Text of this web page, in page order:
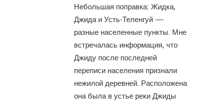
Небольшая поправка: Жидка,
Джида и Усть-Теленгуй —
разные населенные пункты. Мне
встречалась информация, что
Джиду после последней
переписи населения признали
нежилой деревней. Расположена
она была в устье реки Джиды